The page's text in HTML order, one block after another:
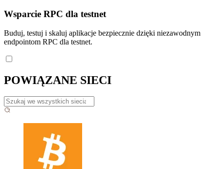
Wsparcie RPC dla testnet
Buduj, testuj i skaluj aplikacje bezpiecznie dzięki niezawodnym
endpointom RPC dla testnet.
POWIĄZANE SIECI